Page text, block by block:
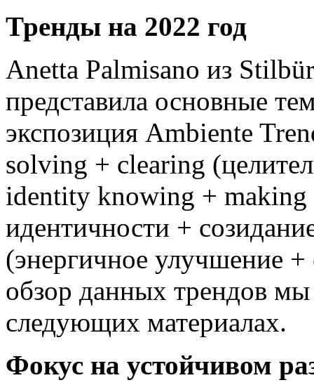
Тренды на 2022 год
Anetta Palmisano из
представила основные
экспозиция Ambiente
solving + clearing
identity knowing + making
идентичности +
(энергичное улучшение
обзор данных трендов
следующих материалах.
Фокус на устойчивом